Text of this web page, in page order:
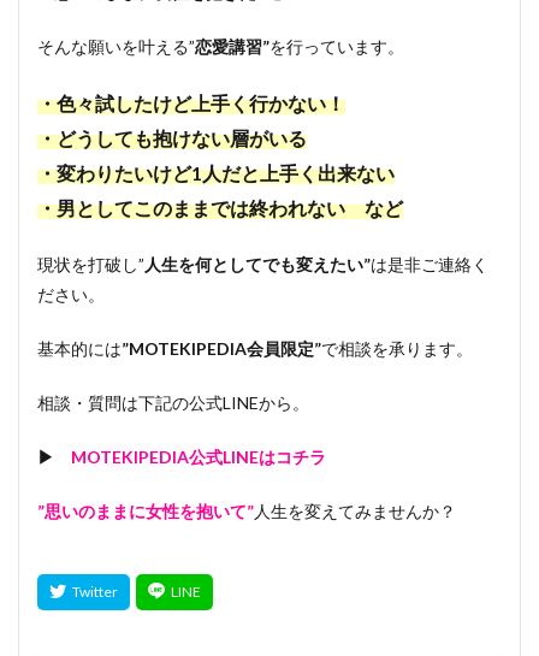
そんな願いを叶える”恋愛講習”を行っています。
・色々試したけど上手く行かない！
・どうしても抱けない層がいる
・変わりたいけど1人だと上手く出来ない
・男としてこのままでは終われない など
現状を打破し” 人生を何としてでも変えたい”は是非ご連絡く
ださい。
基本的には”MOTEKIPEDIA会員限定”で相談を承ります。
相談・質問は下記の公式LINEから。
▶ MOTEKIPEDIA公式LINEはコチラ
”思いのままに女性を抱いて”人生を変えてみませんか？